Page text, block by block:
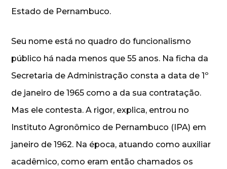
Estado de Pernambuco.
Seu nome está no quadro do funcionalismo
público há nada menos que 55 anos. Na ficha da
Secretaria de Administração consta a data de 1º
de janeiro de 1965 como a da sua contratação.
Mas ele contesta. A rigor, explica, entrou no
Instituto Agronômico de Pernambuco (IPA) em
janeiro de 1962. Na época, atuando como auxiliar
acadêmico, como eram então chamados os